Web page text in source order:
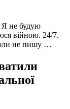
Я не будую
війною. 24/7.
не пишу …